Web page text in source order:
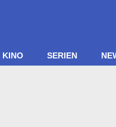
KINO SERIEN